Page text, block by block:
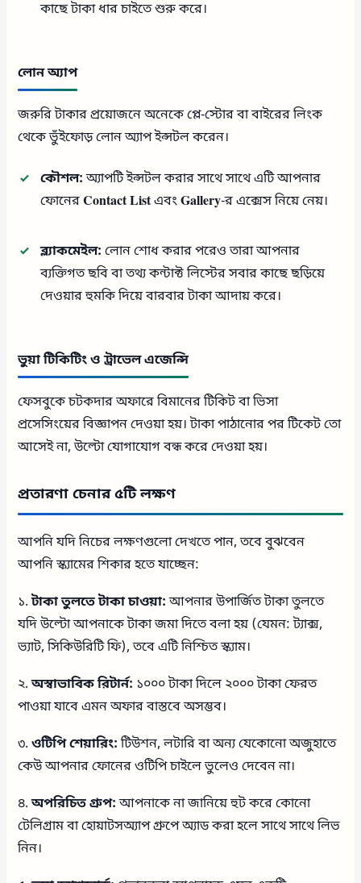
কাছে টাকা ধার চাইতে শুরু করে।
লোন অ্যাপ
জরুরি টাকার প্রয়োজনে অনেকে প্লে-স্টোর বা বাইরের লিংক
থেকে ভুঁইফোড় লোন অ্যাপ ইন্সটল করেন।
কৌশল:অ্যাপটি ইন্সটল করার সাথে সাথে এটি আপনার
ফোনেরContact ListএবংGallery-র এক্সেস নিয়ে নেয়।
ব্ল্যাকমেইল: লোন শোধ করার পরেও তারা আপনার
ব্যক্তিগত ছবি বা তথ্য কন্টাক্ট লিস্টের সবার কাছে ছড়িয়ে
দেওয়ার হুমকি দিয়ে বারবার টাকা আদায় করে।
ভুয়া টিকিটিং ও ট্রাভেল এজেন্সি
ফেসবুকে চটকদার অফারে বিমানের টিকিট বা ভিসা
প্রসেসিংয়ের বিজ্ঞাপন দেওয়া হয়। টাকা পাঠানোর পর টিকেট তো
আসেই না, উল্টো যোগাযোগ বন্ধ করে দেওয়া হয়।
প্রতারণা চেনার ৫টি লক্ষণ
আপনি যদি নিচের লক্ষণগুলো দেখতে পান, তবে বুঝবেন
আপনি স্ক্যামের শিকার হতে যাচ্ছেন:
১.টাকা তুলতে টাকা চাওয়া:আপনার উপার্জিত টাকা তুলতে
যদি উল্টো আপনাকে টাকা জমা দিতে বলা হয় (যেমন: ট্যাক্স,
ভ্যাট, সিকিউরিটি ফি), তবে এটি নিশ্চিত স্ক্যাম।
২.অস্বাভাবিক রিটার্ন: ১০০০ টাকা দিলে ২০০০ টাকা ফেরত
পাওয়া যাবে এমন অফার বাস্তবে অসম্ভব।
৩.ওটিপি শেয়ারিং:টিউশন, লটারি বা অন্য যেকোনো অজুহাতে
কেউ আপনার ফোনের ওটিপি চাইলে ভুলেও দেবেন না।
৪.অপরিচিত গ্রুপ:আপনাকে না জানিয়ে হুট করে কোনো
টেলিগ্রাম বা হোয়াটসঅ্যাপ গ্রুপে অ্যাড করা হলে সাথে সাথে লিভ
নিন।